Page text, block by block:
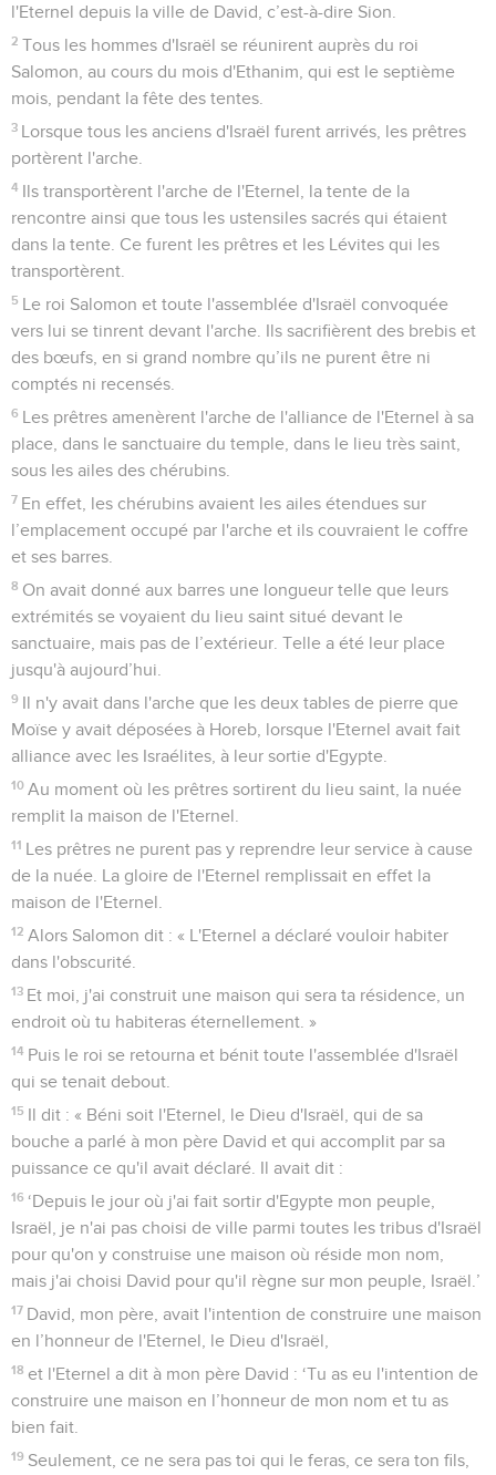
l'Eternel depuis la ville de David, c’est-à-dire Sion.
2 Tous les hommes d'Israël se réunirent auprès du roi
Salomon, au cours du mois d'Ethanim, qui est le septième
mois, pendant la fête des tentes.
3 Lorsque tous les anciens d'Israël furent arrivés, les prêtres
portèrent l'arche.
4 Ils transportèrent l'arche de l'Eternel, la tente de la
rencontre ainsi que tous les ustensiles sacrés qui étaient
dans la tente. Ce furent les prêtres et les Lévites qui les
transportèrent.
5 Le roi Salomon et toute l'assemblée d'Israël convoquée
vers lui se tinrent devant l'arche. Ils sacrifièrent des brebis et
des bœufs, en si grand nombre qu’ils ne purent être ni
comptés ni recensés.
6 Les prêtres amenèrent l'arche de l'alliance de l'Eternel à sa
place, dans le sanctuaire du temple, dans le lieu très saint,
sous les ailes des chérubins.
7 En effet, les chérubins avaient les ailes étendues sur
l’emplacement occupé par l'arche et ils couvraient le coffre
et ses barres.
8 On avait donné aux barres une longueur telle que leurs
extrémités se voyaient du lieu saint situé devant le
sanctuaire, mais pas de l’extérieur. Telle a été leur place
jusqu'à aujourd’hui.
9 Il n'y avait dans l'arche que les deux tables de pierre que
Moïse y avait déposées à Horeb, lorsque l'Eternel avait fait
alliance avec les Israélites, à leur sortie d'Egypte.
10 Au moment où les prêtres sortirent du lieu saint, la nuée
remplit la maison de l'Eternel.
11 Les prêtres ne purent pas y reprendre leur service à cause
de la nuée. La gloire de l'Eternel remplissait en effet la
maison de l'Eternel.
12 Alors Salomon dit : « L'Eternel a déclaré vouloir habiter
dans l'obscurité.
13 Et moi, j'ai construit une maison qui sera ta résidence, un
endroit où tu habiteras éternellement. »
14 Puis le roi se retourna et bénit toute l'assemblée d'Israël
qui se tenait debout.
15 Il dit : « Béni soit l'Eternel, le Dieu d'Israël, qui de sa
bouche a parlé à mon père David et qui accomplit par sa
puissance ce qu'il avait déclaré. Il avait dit :
16 ‘Depuis le jour où j'ai fait sortir d'Egypte mon peuple,
Israël, je n'ai pas choisi de ville parmi toutes les tribus d'Israël
pour qu'on y construise une maison où réside mon nom,
mais j'ai choisi David pour qu'il règne sur mon peuple, Israël.’
17 David, mon père, avait l'intention de construire une maison
en l’honneur de l'Eternel, le Dieu d'Israël,
18 et l'Eternel a dit à mon père David : ‘Tu as eu l'intention de
construire une maison en l’honneur de mon nom et tu as
bien fait.
19 Seulement, ce ne sera pas toi qui le feras, ce sera ton fils,